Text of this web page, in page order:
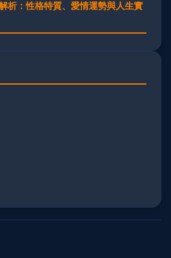
析：性格特質、愛情運勢與人生實